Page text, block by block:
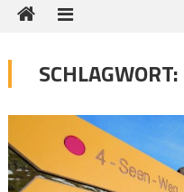
SCHLAGWORT: